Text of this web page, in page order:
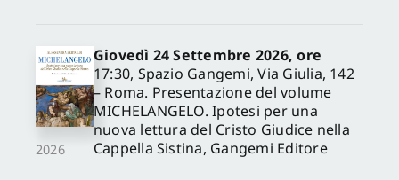
2026
Giovedì 24 Settembre 2026, ore
17:30, Spazio Gangemi, Via Giulia, 142
– Roma. Presentazione del volume
MICHELANGELO. Ipotesi per una
nuova lettura del Cristo Giudice nella
Cappella Sistina, Gangemi Editore